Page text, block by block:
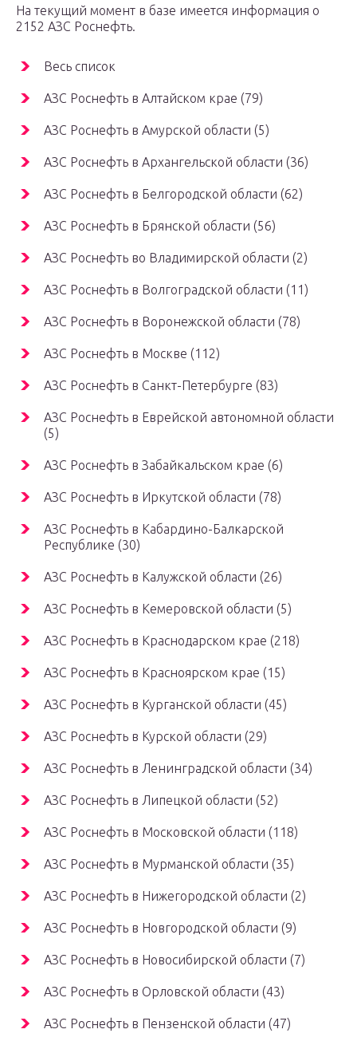
На текущий момент в базе имеется информация о
2152 АЗС Роснефть.
Весь список
АЗС Роснефть в Алтайском крае (79)
АЗС Роснефть в Амурской области (5)
АЗС Роснефть в Архангельской области (36)
АЗС Роснефть в Белгородской области (62)
АЗС Роснефть в Брянской области (56)
АЗС Роснефть во Владимирской области (2)
АЗС Роснефть в Волгоградской области (11)
АЗС Роснефть в Воронежской области (78)
АЗС Роснефть в Москве (112)
АЗС Роснефть в Санкт-Петербурге (83)
АЗС Роснефть в Еврейской автономной области
(5)
АЗС Роснефть в Забайкальском крае (6)
АЗС Роснефть в Иркутской области (78)
АЗС Роснефть в Кабардино-Балкарской
Республике (30)
АЗС Роснефть в Калужской области (26)
АЗС Роснефть в Кемеровской области (5)
АЗС Роснефть в Краснодарском крае (218)
АЗС Роснефть в Красноярском крае (15)
АЗС Роснефть в Курганской области (45)
АЗС Роснефть в Курской области (29)
АЗС Роснефть в Ленинградской области (34)
АЗС Роснефть в Липецкой области (52)
АЗС Роснефть в Московской области (118)
АЗС Роснефть в Мурманской области (35)
АЗС Роснефть в Нижегородской области (2)
АЗС Роснефть в Новгородской области (9)
АЗС Роснефть в Новосибирской области (7)
АЗС Роснефть в Орловской области (43)
АЗС Роснефть в Пензенской области (47)